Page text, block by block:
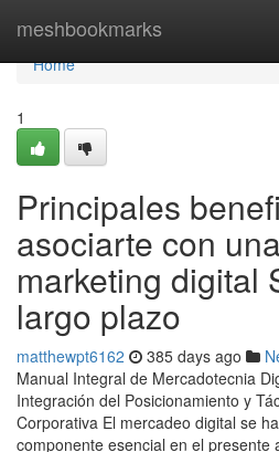
meshbookmarks
Home
Home
1
Principales
asociarte con
marketing digital
largo plazo
matthewpt6162 385 days ago
Manual Integral de Mercadotecnia
Integración del Posicionamiento y
Corporativa El mercadeo digital se
componente esencial en el presente